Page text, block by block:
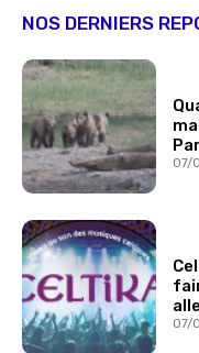
NOS DERNIERS
07/
07/